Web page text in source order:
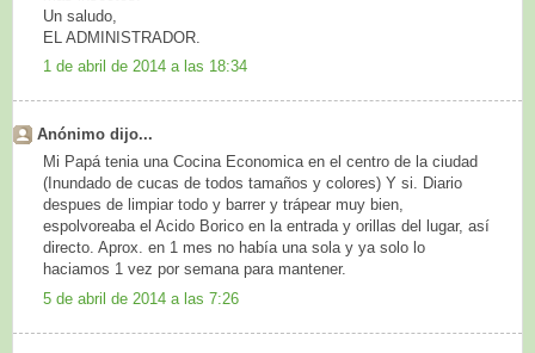
Un saludo,
EL ADMINISTRADOR.
1 de abril de 2014 a las 18:34
Anónimo dijo...
Mi Papá tenia una Cocina Economica en el centro de la ciudad
(Inundado de cucas de todos tamaños y colores) Y si. Diario
despues de limpiar todo y barrer y trápear muy bien,
espolvoreaba el Acido Borico en la entrada y orillas del lugar, así
directo. Aprox. en 1 mes no había una sola y ya solo lo
haciamos 1 vez por semana para mantener.
5 de abril de 2014 a las 7:26